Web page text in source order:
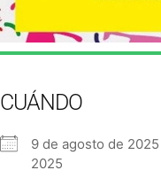
CUÁNDO
9 de agosto de
2025